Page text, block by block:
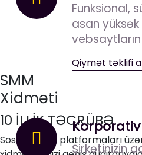
SMM
Xidməti
10 İLLİK TƏCRÜBƏ
Sosial media platformaları
Funksional,
asan
vebsaytların
Qiymət təklifi
Şirkətinizin